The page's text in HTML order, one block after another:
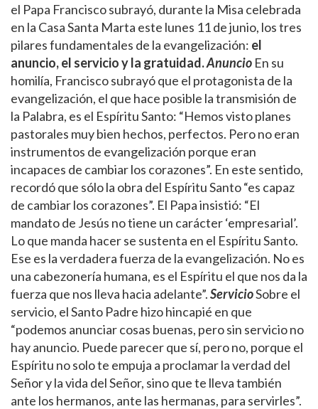
el Papa Francisco subrayó, durante la Misa celebrada
en la Casa Santa Marta este lunes 11 de junio, los tres
pilares fundamentales de la evangelización: el
anuncio, el servicio y la gratuidad.Anuncio En su
homilía, Francisco subrayó que el protagonista de la
evangelización, el que hace posible la transmisión de
la Palabra, es el Espíritu Santo: “Hemos visto planes
pastorales muy bien hechos, perfectos. Pero no eran
instrumentos de evangelización porque eran
incapaces de cambiar los corazones”. En este sentido,
recordó que sólo la obra del Espíritu Santo “es capaz
de cambiar los corazones”. El Papa insistió: “El
mandato de Jesús no tiene un carácter ‘empresarial’.
Lo que manda hacer se sustenta en el Espíritu Santo.
Ese es la verdadera fuerza de la evangelización. No es
una cabezonería humana, es el Espíritu el que nos da la
fuerza que nos lleva hacia adelante”.ServicioSobre el
servicio, el Santo Padre hizo hincapié en que
“podemos anunciar cosas buenas, pero sin servicio no
hay anuncio. Puede parecer que sí, pero no, porque el
Espíritu no solo te empuja a proclamar la verdad del
Señor y la vida del Señor, sino que te lleva también
ante los hermanos, ante las hermanas, para servirles”.